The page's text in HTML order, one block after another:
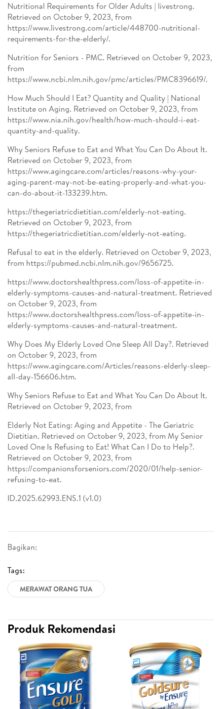
Bagikan:
Tags:
MERAWAT ORANG TUA
Nutritional Requirements for Older Adults | livestrong.
Retrieved on October 9, 2023, from
https://www.livestrong.com/article/448700-nutritional-
requirements-for-the-elderly/.
Nutrition for Seniors - PMC. Retrieved on October 9, 2023,
from
https://www.ncbi.nlm.nih.gov/pmc/articles/PMC8396619/.
How Much Should I Eat? Quantity and Quality | National
Institute on Aging. Retrieved on October 9, 2023, from
https://www.nia.nih.gov/health/how-much-should-i-eat-
quantity-and-quality.
Why Seniors Refuse to Eat and What You Can Do About It.
Retrieved on October 9, 2023, from
https://www.agingcare.com/articles/reasons-why-your-
aging-parent-may-not-be-eating-properly-and-what-you-
can-do-about-it-133239.htm.
https://thegeriatricdietitian.com/elderly-not-eating.
Retrieved on October 9, 2023, from
https://thegeriatricdietitian.com/elderly-not-eating.
Refusal to eat in the elderly. Retrieved on October 9, 2023,
from https://pubmed.ncbi.nlm.nih.gov/9656725.
https://www.doctorshealthpress.com/loss-of-appetite-in-
elderly-symptoms-causes-and-natural-treatment. Retrieved
on October 9, 2023, from
https://www.doctorshealthpress.com/loss-of-appetite-in-
elderly-symptoms-causes-and-natural-treatment.
Why Does My Elderly Loved One Sleep All Day?. Retrieved
on October 9, 2023, from
https://www.agingcare.com/Articles/reasons-elderly-sleep-
all-day-156606.htm.
Why Seniors Refuse to Eat and What You Can Do About It.
Retrieved on October 9, 2023, from
Elderly Not Eating: Aging and Appetite - The Geriatric
Dietitian. Retrieved on October 9, 2023, from My Senior
Loved One Is Refusing to Eat! What Can I Do to Help?.
Retrieved on October 9, 2023, from
https://companionsforseniors.com/2020/01/help-senior-
refusing-to-eat.
ID.2025.62993.ENS.1 (v1.0)
Produk Rekomendasi